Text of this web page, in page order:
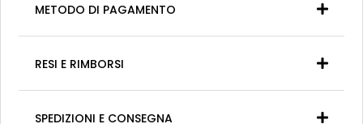
METODO DI PAGAMENTO
RESI E RIMBORSI
SPEDIZIONI E CONSEGNA